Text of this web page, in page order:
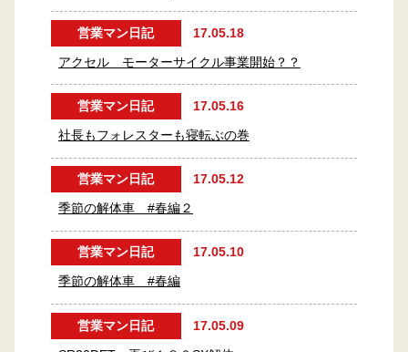
営業マン日記 17.05.18
アクセル モーターサイクル事業開始？？
営業マン日記 17.05.16
社長もフォレスターも寝転ぶの巻
営業マン日記 17.05.12
季節の解体車 #春編２
営業マン日記 17.05.10
季節の解体車 #春編
営業マン日記 17.05.09